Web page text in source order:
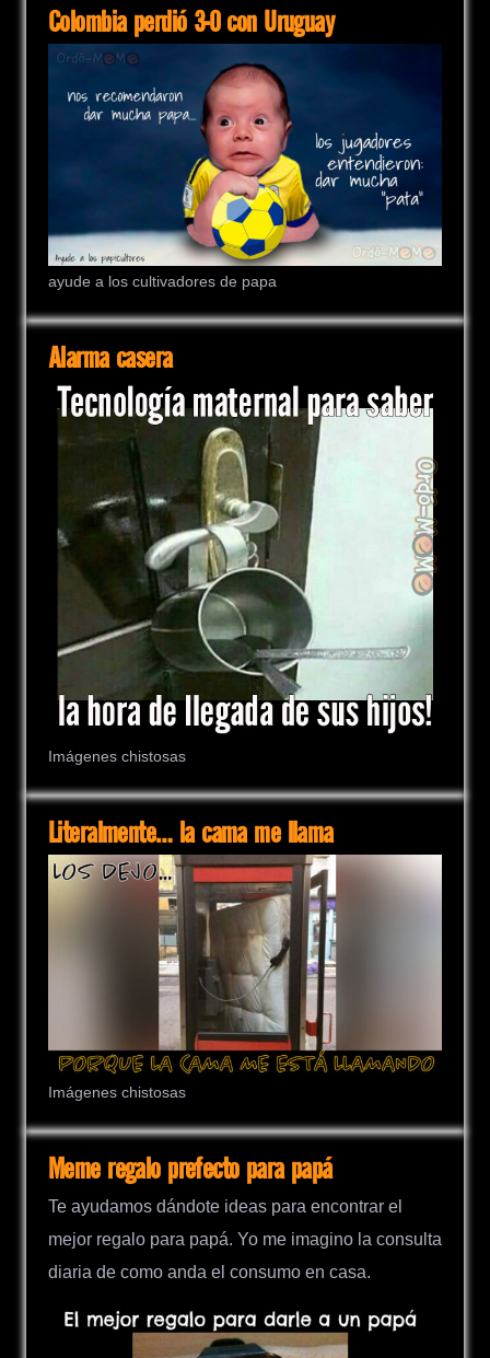
Colombia perdió 3-0 con Uruguay
ayude a los cultivadores de papa
Alarma casera
Imágenes chistosas
Literalmente… la cama me llama
Imágenes chistosas
Meme regalo prefecto para papá
Te ayudamos dándote ideas para encontrar el
mejor regalo para papá. Yo me imagino la consulta
diaria de como anda el consumo en casa.